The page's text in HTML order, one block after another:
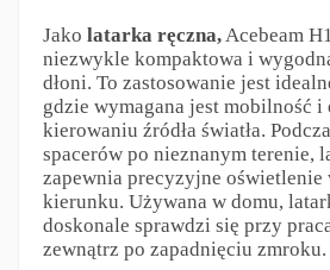
Jako latarka ręczna,Acebeam
niezwykle kompaktowa i
dłoni. To zastosowanie jest
gdzie wymagana jest mobilność i
kierowaniu źródła światła.
spacerów po nieznanym terenie,
zapewnia precyzyjne oświetlenie
kierunku. Używana w domu,
doskonale sprawdzi się przy
zewnątrz po zapadnięciu zmroku.